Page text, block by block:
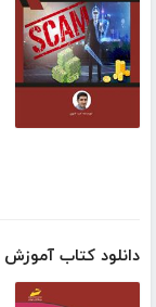
دانلود کتاب آموزش LARAVEL همراه با PHP